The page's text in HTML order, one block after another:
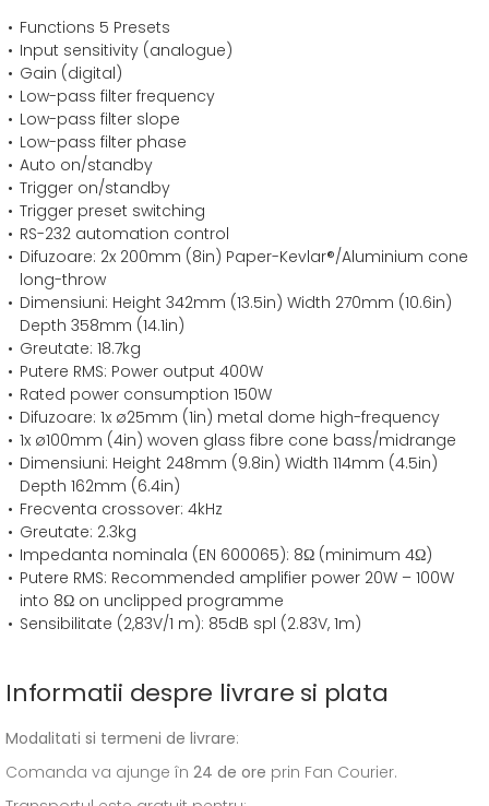
Functions 5 Presets
Input sensitivity (analogue)
Gain (digital)
Low-pass filter frequency
Low-pass filter slope
Low-pass filter phase
Auto on/standby
Trigger on/standby
Trigger preset switching
RS-232 automation control
Difuzoare: 2x 200mm (8in) Paper-Kevlar®/Aluminium cone
long-throw
Dimensiuni: Height 342mm (13.5in) Width 270mm (10.6in)
Depth 358mm (14.1in)
Greutate: 18.7kg
Putere RMS: Power output 400W
Rated power consumption 150W
Difuzoare: 1x ø25mm (1in) metal dome high-frequency
1x ø100mm (4in) woven glass fibre cone bass/midrange
Dimensiuni: Height 248mm (9.8in) Width 114mm (4.5in)
Depth 162mm (6.4in)
Frecventa crossover: 4kHz
Greutate: 2.3kg
Impedanta nominala (EN 600065): 8Ω (minimum 4Ω)
Putere RMS: Recommended amplifier power 20W – 100W
into 8Ω on unclipped programme
Sensibilitate (2,83V/1 m): 85dB spl (2.83V, 1m)
Informatii despre livrare si plata
Modalitati si termeni de livrare:
Comanda va ajunge în 24 de ore prin Fan Courier.